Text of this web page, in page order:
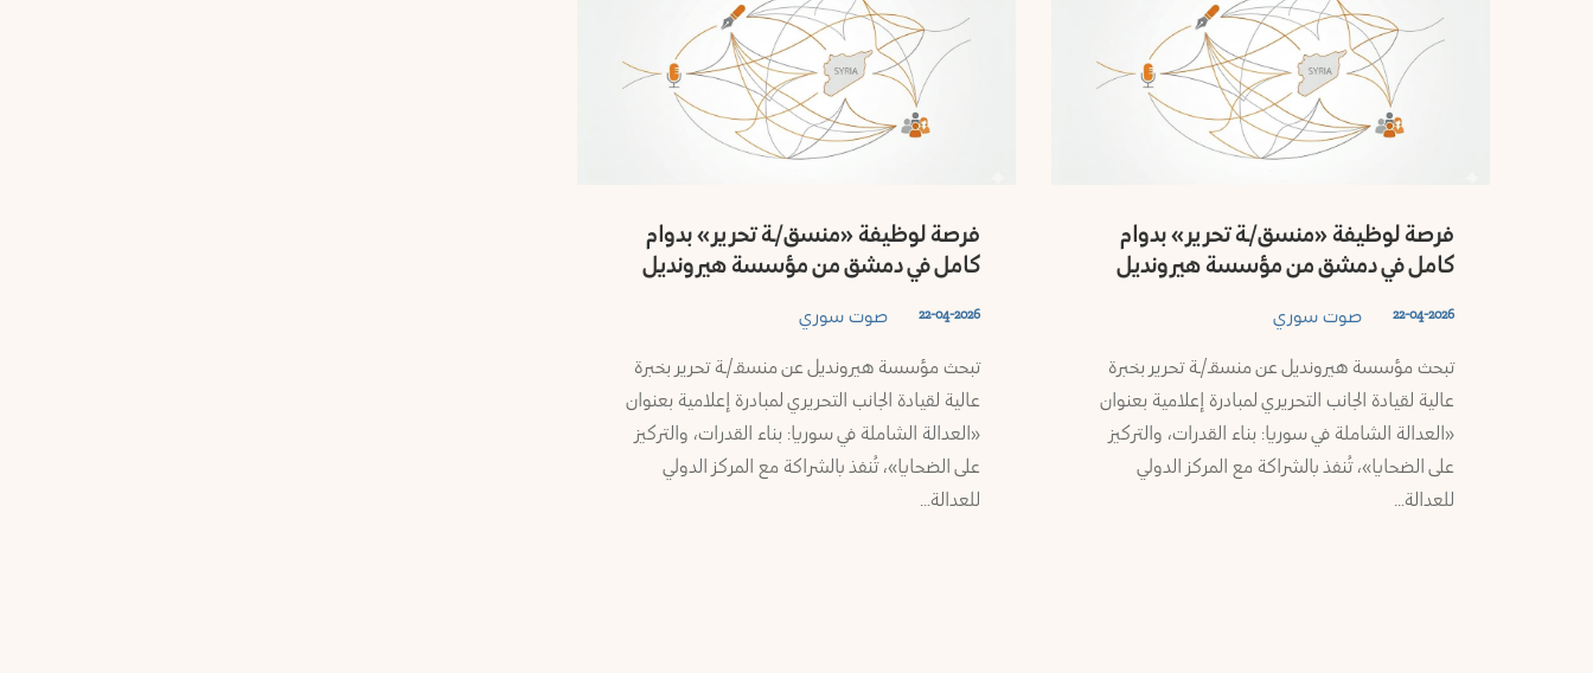
فرصة لوظيفة «منسق/ـة تحرير» بدوام
كامل في دمشق من مؤسسة هيرونديل
صوت سوري 22-04-2026
تبحث مؤسسة هيرونديل عن منسقـ/ـة تحرير بخبرة
عالية لقيادة الجانب التحريري لمبادرة إعلامية بعنوان
«العدالة الشاملة في سوريا: بناء القدرات، والتركيز
على الضحايا»، تُنفذ بالشراكة مع المركز الدولي
للعدالة…
فرصة لوظيفة «منسق/ـة تحرير» بدوام
كامل في دمشق من مؤسسة هيرونديل
صوت سوري 22-04-2026
تبحث مؤسسة هيرونديل عن منسقـ/ـة تحرير بخبرة
عالية لقيادة الجانب التحريري لمبادرة إعلامية بعنوان
«العدالة الشاملة في سوريا: بناء القدرات، والتركيز
على الضحايا»، تُنفذ بالشراكة مع المركز الدولي
للعدالة…